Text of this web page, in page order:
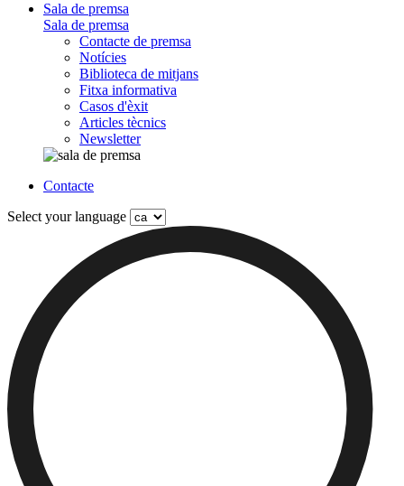
Sala de premsa
Sala de premsa
Contacte de premsa
Notícies
Biblioteca de mitjans
Fitxa informativa
Casos d'èxit
Articles tècnics
Newsletter
Contacte
Select your language